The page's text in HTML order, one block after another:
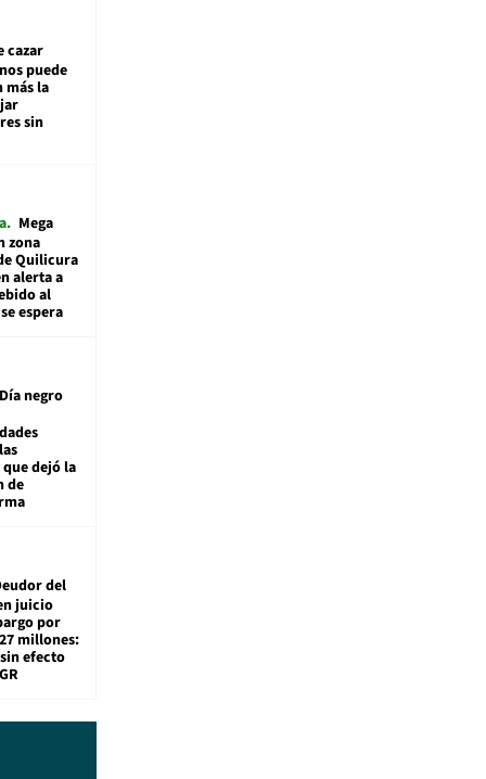
cazar
puede
más la
sin
Mega
zona
Quilicura
alerta a
al
espera
negro
dejó la
de
del
juicio
por
millones:
efecto